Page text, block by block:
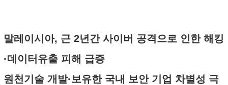
말레이시아, 근 2년간 사이버 공격으로 인한 해킹
·데이터유출 피해 급증
원천기술 개발·보유한 국내 보안 기업 차별성 극